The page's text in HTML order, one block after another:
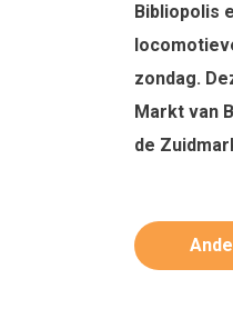
Bibliopolis
zondag.
Markt van
de